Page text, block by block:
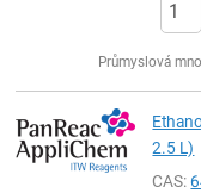
Průmyslová
2.5 L)
CAS: